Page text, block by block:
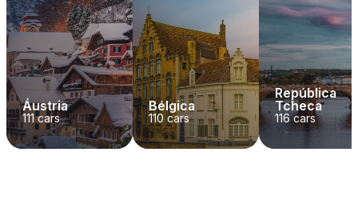
Áustria
111cars
Bélgica
110 cars
República
Tcheca
116cars